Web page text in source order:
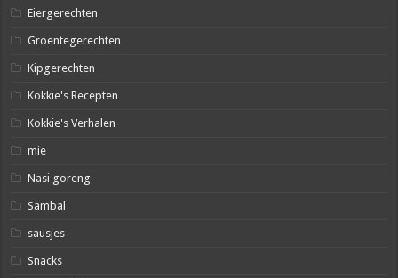
Eiergerechten
Groentegerechten
Kipgerechten
Kokkie's Recepten
Kokkie's Verhalen
mie
Nasi goreng
Sambal
sausjes
Snacks